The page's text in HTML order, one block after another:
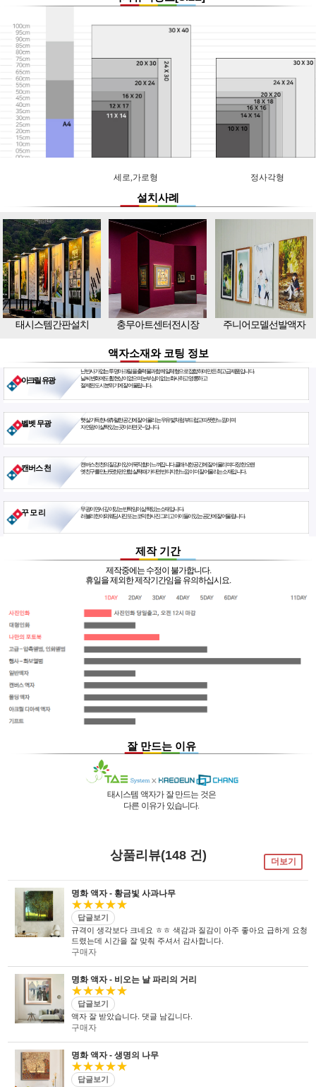
세로,가로형 정사각형
설치사례
태시스템간판설치 충무아트센터전시장 주니어모델선발액자
액자소재와 코팅 정보
아크릴 유광
난반사가 없는 투명아크릴을 출력물과 함께 일체형으로 접합하여 만든 최고급 제품입니다.
날씨 변화에도 휨현상이 없으며 눈부심이 없는 화사하고 영롱하고
절제된 도시 분위기에 잘 어울립니다.
벨벳 무광
햇살 가득한 네츄럴한 공간에 잘 어울리는 우유빛처럼 부드럽고 따뜻한 느낌이며
자연광이 살짝 있는 곳이라면 굿~ 입니다.
캔버스 천
캔버스천 천의 질감이 있어 묵직함이 느껴집니다. 클래식한 공간에 잘 어울리며 다정한 오랜
옛친구를 만난듯한 편안함. 살짝 때가 타면 빈티지한 느낌이 더 잘 어울리는 소재입니다.
꾸 모 리
무광이면서 깊이있는 반짝임이 삶짝있는 소재입니다.
러블리한 야외웨딩사진 또는 코믹한사진 그리고 아이들이 있는 공간에 잘 어울립니다.
제작 기간
제작중에는 수정이 불가합니다.
휴일을 제외한 제작기간임을 유의하십시요.
잘 만드는 이유
태시스템 액자가 잘 만드는 것은
다른 이유가 있습니다.
독자기술의 작업 방법과 소재 그리고
숙련된 작업자들로 구성되어있는 회사이며
액자를 만드는 전 공정의 기계를
국내 실정에 맞게 재구성 및 개발하여
세계 각국에 기계수출은 물론 기술지원을
사진UV 코팅기, 벨벳 코팅기,
뒷묻음 방지 방법을상품리뷰(148 건) 더보기
명화 액자 - 황금빛 사과나무
★★★★★
답글보기
규격이 생각보다 크네요 ㅎㅎ 색감과 질감이 아주 좋아요 급하게 요청
드렸는데 시간을 잘 맞춰 주셔서 감사합니다.
구매자
명화 액자 - 비오는 날 파리의 거리
★★★★★
답글보기
액자 잘 받았습니다. 댓글 남깁니다.
구매자
명화 액자 - 생명의 나무
★★★★★
답글보기